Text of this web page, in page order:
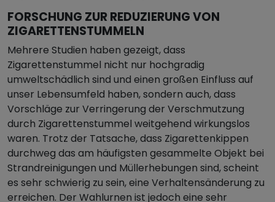
FORSCHUNG ZUR REDUZIERUNG VON
ZIGARETTENSTUMMELN
Mehrere Studien haben gezeigt, dass
Zigarettenstummel nicht nur hochgradig
umweltschädlich sind und einen großen Einfluss auf
unser Lebensumfeld haben, sondern auch, dass
Vorschläge zur Verringerung der Verschmutzung
durch Zigarettenstummel weitgehend wirkungslos
waren. Trotz der Tatsache, dass Zigarettenkippen
durchweg das am häufigsten gesammelte Objekt bei
Strandreinigungen und Müllerhebungen sind, scheint
es sehr schwierig zu sein, eine Verhaltensänderung zu
erreichen. Der Wahlurnen ist jedoch eine sehr